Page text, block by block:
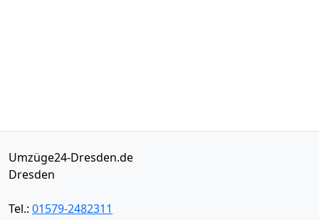
Umzüge24-Dresden.de
Dresden
Tel.: 01579-2482311